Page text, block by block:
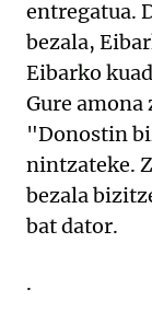
entregatua.
bezala,
Eibarko
Gure amona
"Donostin
nintzateke.
bezala
bat dator.
.